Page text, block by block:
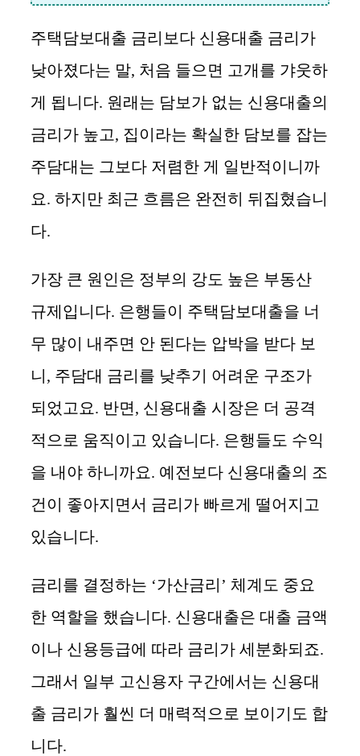
주택담보대출 금리보다 신용대출 금리가
낮아졌다는 말, 처음 들으면 고개를 갸웃하
게 됩니다. 원래는 담보가 없는 신용대출의
금리가 높고, 집이라는 확실한 담보를 잡는
주담대는 그보다 저렴한 게 일반적이니까
요. 하지만 최근 흐름은 완전히 뒤집혔습니
다.
가장 큰 원인은 정부의 강도 높은 부동산
규제입니다. 은행들이 주택담보대출을 너
무 많이 내주면 안 된다는 압박을 받다 보
니, 주담대 금리를 낮추기 어려운 구조가
되었고요. 반면, 신용대출 시장은 더 공격
적으로 움직이고 있습니다. 은행들도 수익
을 내야 하니까요. 예전보다 신용대출의 조
건이 좋아지면서 금리가 빠르게 떨어지고
있습니다.
금리를 결정하는 ‘가산금리’ 체계도 중요
한 역할을 했습니다. 신용대출은 대출 금액
이나 신용등급에 따라 금리가 세분화되죠.
그래서 일부 고신용자 구간에서는 신용대
출 금리가 훨씬 더 매력적으로 보이기도 합
니다.